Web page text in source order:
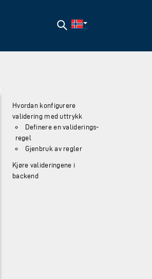
Søk
Hvordan konfigurere
validering med uttrykk
Definere en validerings-
regel
Gjenbruk av regler
Kjøre valideringene i
backend